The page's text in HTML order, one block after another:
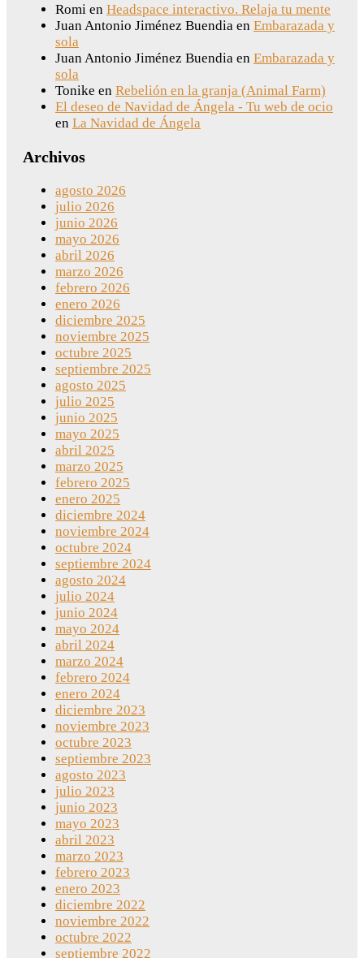
Romi en Headspace interactivo. Relaja tu mente
Juan Antonio Jiménez Buendia en Embarazada y
sola
Juan Antonio Jiménez Buendia en Embarazada y
sola
Tonike en Rebelión en la granja (Animal Farm)
El deseo de Navidad de Ángela - Tu web de ocio
en La Navidad de Ángela
Archivos
agosto 2026
julio 2026
junio 2026
mayo 2026
abril 2026
marzo 2026
febrero 2026
enero 2026
diciembre 2025
noviembre 2025
octubre 2025
septiembre 2025
agosto 2025
julio 2025
junio 2025
mayo 2025
abril 2025
marzo 2025
febrero 2025
enero 2025
diciembre 2024
noviembre 2024
octubre 2024
septiembre 2024
agosto 2024
julio 2024
junio 2024
mayo 2024
abril 2024
marzo 2024
febrero 2024
enero 2024
diciembre 2023
noviembre 2023
octubre 2023
septiembre 2023
agosto 2023
julio 2023
junio 2023
mayo 2023
abril 2023
marzo 2023
febrero 2023
enero 2023
diciembre 2022
noviembre 2022
octubre 2022
septiembre 2022